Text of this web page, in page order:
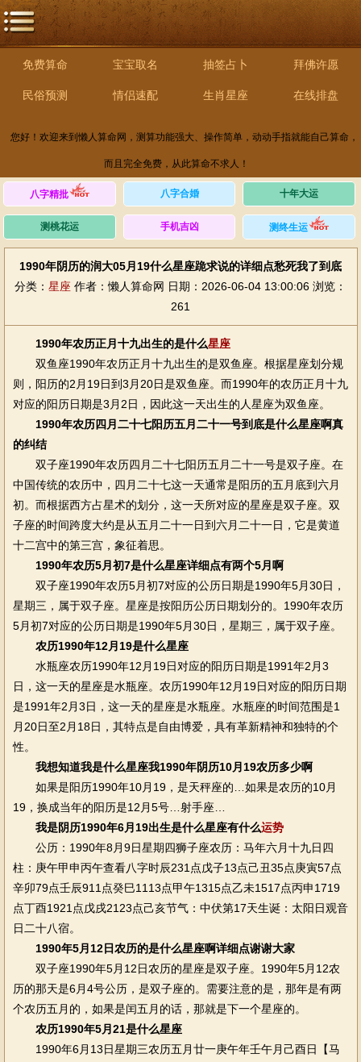
免费算命 宝宝取名 抽签占卜 拜佛许愿
民俗预测 情侣速配 生肖星座 在线排盘
您好！欢迎来到懒人算命网，测算功能强大、操作简单，动动手指就能自己算命，
而且完全免费，从此算命不求人！
八字精批 八字合婚 十年大运
测桃花运 手机吉凶 测终生运
1990年阴历的润大05月19什么星座跪求说的详细点愁死我了到底
分类： 星座 作者：懒人算命网 日期：2026-06-04 13:00:06 浏览：
261
1990年农历正月十九出生的是什么星座
双鱼座1990年农历正月十九出生的是双鱼座。根据星座划分规
则，阳历的2月19日到3月20日是双鱼座。而1990年的农历正月十九
对应的阳历日期是3月2日，因此这一天出生的人星座为双鱼座。
1990年农历四月二十七阳历五月二十一号到底是什么星座啊真
的纠结
双子座1990年农历四月二十七阳历五月二十一号是双子座。在
中国传统的农历中，四月二十七这一天通常是阳历的五月底到六月
初。而根据西方占星术的划分，这一天所对应的星座是双子座。双
子座的时间跨度大约是从五月二十一日到六月二十一日，它是黄道
十二宫中的第三宫，象征着思。
1990年农历5月初7是什么星座详细点有两个5月啊
双子座1990年农历5月初7对应的公历日期是1990年5月30日，
星期三，属于双子座。星座是按阳历公历日期划分的。1990年农历
5月初7对应的公历日期是1990年5月30日，星期三，属于双子座。
农历1990年12月19是什么星座
水瓶座农历1990年12月19日对应的阳历日期是1991年2月3
日，这一天的星座是水瓶座。农历1990年12月19日对应的阳历日期
是1991年2月3日，这一天的星座是水瓶座。水瓶座的时间范围是1
月20日至2月18日，其特点是自由博爱，具有革新精神和独特的个
性。
我想知道我是什么星座我1990年阴历10月19农历多少啊
如果是阳历1990年10月19，是天秤座的…如果是农历的10月
19，换成当年的阳历是12月5号…射手座…
我是阴历1990年6月19出生是什么星座有什么运势
公历：1990年8月9日星期四狮子座农历：马年六月十九日四
柱：庚午甲申丙午查看八字时辰231点戊子13点己丑35点庚寅57点
辛卯79点壬辰911点癸巳1113点甲午1315点乙未1517点丙申1719
点丁酉1921点戊戌2123点己亥节气：中伏第17天生诞：太阳日观音
日二十八宿。
1990年5月12日农历的是什么星座啊详细点谢谢大家
双子座1990年5月12日农历的星座是双子座。1990年5月12农
历的那天是6月4号公历，是双子座的。需要注意的是，那年是有两
个农历五月的，如果是闰五月的话，那就是下一个星座的。
农历1990年5月21是什么星座
1990年6月13日星期三农历五月廿一庚午年壬午月己酉日【马